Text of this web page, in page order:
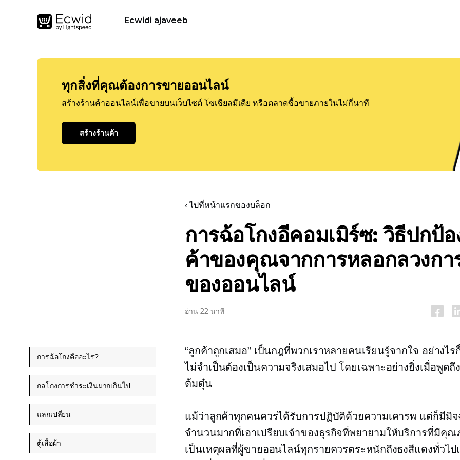
Ecwidi ajaveeb
ทุกสิ่งที่คุณต้องการขายออนไลน์
สร้างร้านค้าออนไลน์เพื่อขายบนเว็บไซต์ โซเชียลมีเดีย หรือตลาดซื้อขายภายในไม่กี่นาที
สร้างร้านค้า
‹ ไปที่หน้าแรกของบล็อก
การฉ้อโกงอีคอมเมิร์ซ: วิธีปกป้อ
ค้าของคุณจากการหลอกลวงกา
ของออนไลน์
อ่าน 22 นาที
“ลูกค้าถูกเสมอ” เป็นกฎที่พวกเราหลายคนเรียนรู้จากใจ อย่างไ
ไม่จำเป็นต้องเป็นความจริงเสมอไป โดยเฉพาะอย่างยิ่งเมื่อพูดถึ
ต้มตุ๋น
แม้ว่าลูกค้าทุกคนควรได้รับการปฏิบัติด้วยความเคารพ แต่ก็มีมิ
จำนวนมากที่เอาเปรียบเจ้าของธุรกิจที่พยายามให้บริการที่มีคุ
เป็นเหตุผลที่ผู้ขายออนไลน์ทุกรายควรตระหนักถึงธงสีแดงทั่วไป
การฉ้อโกงคืออะไร?
กลโกงการชำระเงินมากเกินไป
แลกเปลี่ยน
ตู้เสื้อผ้า